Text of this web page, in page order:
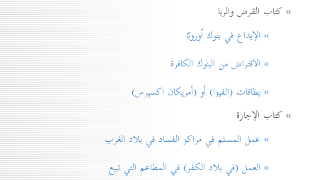
» كتاب القرض والربا
» الإيداع في بنوك اُوروبّا
» الاقتراض من البنوك الكافرة
» بطاقات (الفيزا) أو (أمريكان اكسپرس)
» كتاب الإجارة
» عمل المسلم في مراكز الفساد في بلاد الغرب
» العمل (في بلاد الكفر) في المطاعم التي تبيع